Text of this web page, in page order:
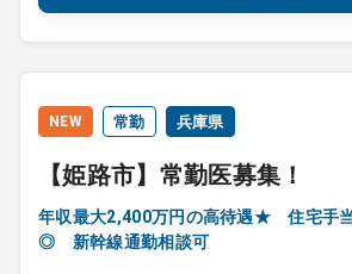
NEW 常勤 兵庫県
【姫路市】常勤医募集！
年収最大2,400万円の高待遇★ 住宅手
◎ 新幹線通勤相談可